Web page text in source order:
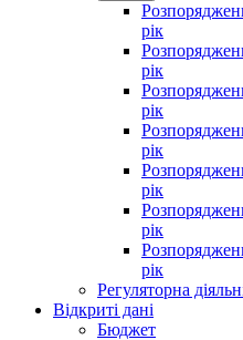
рік
рік
рік
рік
рік
рік
рік
Регуляторна
Відкриті дані
Бюджет